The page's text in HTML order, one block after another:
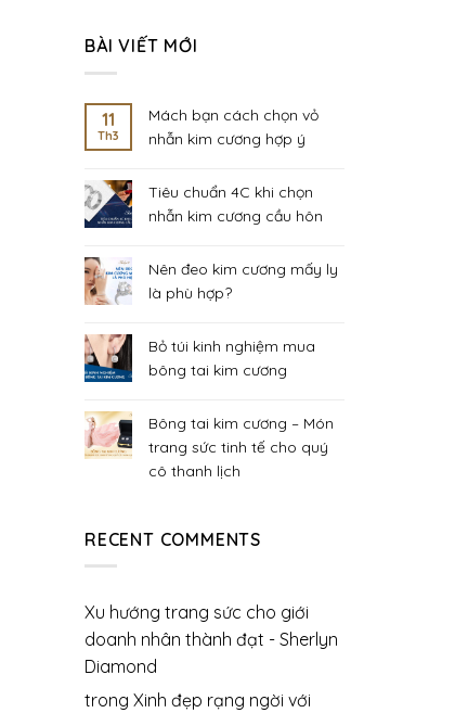
BÀI VIẾT MỚI
11
Th3
Mách bạn cách chọn vỏ
nhẫn kim cương hợp ý
Tiêu chuẩn 4C khi chọn
nhẫn kim cương cầu hôn
Nên đeo kim cương mấy ly
là phù hợp?
Bỏ túi kinh nghiệm mua
bông tai kim cương
Bông tai kim cương – Món
trang sức tinh tế cho quý
cô thanh lịch
RECENT COMMENTS
Xu hướng trang sức cho giới
doanh nhân thành đạt - Sherlyn
Diamond
trong Xinh đẹp rạng ngời với